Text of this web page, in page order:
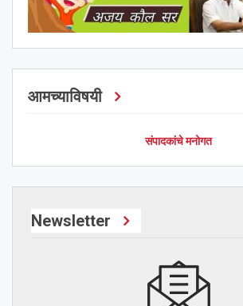
आमच्याविषयी
संपादकांचे मनोगत
Newsletter